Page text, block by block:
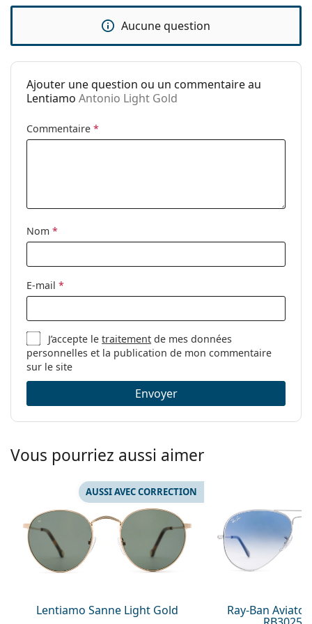
Unisex
Catégorie:
Lunettes de soleil
Utilisation:
Mode
Non
Aucune question
Ajouter une question ou un commentaire au
Lentiamo Antonio Light Gold
Commentaire *
Nom *
E-mail *
J’accepte letraitement de mes données
personnelles et la publication de mon commentaire
sur le site
Envoyer
Vous pourriez aussi aimer
Lentiamo Sanne Light Gold
AUSSI AVEC CORRECTION
Ray-Ban